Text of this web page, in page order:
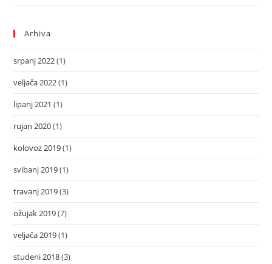
Arhiva
srpanj 2022(1)
veljača 2022(1)
lipanj 2021 (1)
rujan 2020(1)
kolovoz 2019(1)
svibanj 2019(1)
travanj 2019(3)
ožujak 2019(7)
veljača 2019(1)
studeni 2018(3)